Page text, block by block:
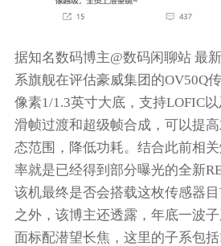
据知名数码博主@数码闲聊站 最
系旗舰在评估豪威集团的OV50Q
像素1/1.3英寸大底，支持LOFIC
滑帧过渡和超级帧合成，可以提
态范围，降低功耗。结合此前相
率就是已经得到部分曝光的全新
该机最终是否会搭载这枚传感器
之外，该博主还透露，年底一波
面标配潜望长焦，这里的子系包